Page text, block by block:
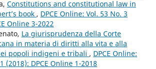
Constitutions and constitutional law in
book , DPCE Online: Vol. 53 No. 3
Online 3-2022
La giurisprudenza della Corte
in materia di diritti alla vita e alla
popoli indigeni e tribali , DPCE Online:
(2018): DPCE Online 1-2018